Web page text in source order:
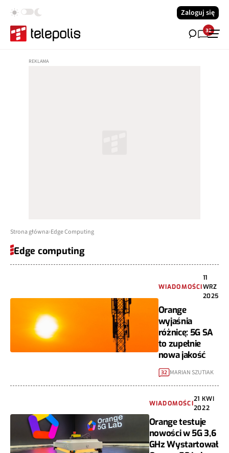
Zaloguj się
32
Strona główna Edge Computing
Edge computing
WIADOMOŚCI
11
WRZ
2025
Orange
wyjaśnia
różnicę: 5G SA
to zupełnie
nowa jakość
32 MARIAN SZUTIAK
WIADOMOŚCI
21 KWI
2022
Orange testuje
nowości w 5G 3,6
GHz Wystartował